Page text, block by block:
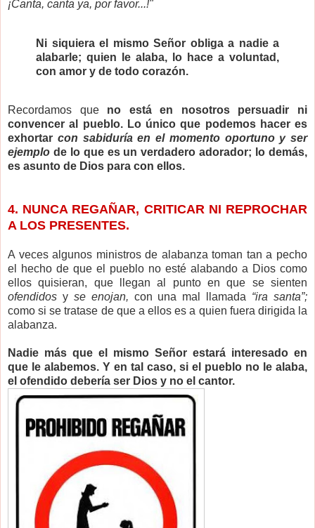
¡Canta, canta ya, por favor...!"
Ni siquiera el mismo Señor obliga a nadie a
alabarle; quien le alaba, lo hace a voluntad,
con amor y de todo corazón.
Recordamos que no está en nosotros persuadir ni
convencer al pueblo. Lo único que podemos hacer es
exhortar con sabiduría en el momento oportuno y ser
ejemplo de lo que es un verdadero adorador; lo demás,
es asunto de Dios para con ellos.
4. NUNCA REGAÑAR, CRITICAR NI REPROCHAR
A LOS PRESENTES.
A veces algunos ministros de alabanza toman tan a pecho
el hecho de que el pueblo no esté alabando a Dios como
ellos quisieran, que llegan al punto en que se sienten
ofendidos y se enojan, con una mal llamada “ira santa”;
como si se tratase de que a ellos es a quien fuera dirigida la
alabanza.
Nadie más que el mismo Señor estará interesado en
que le alabemos. Y en tal caso, si el pueblo no le alaba,
el ofendido debería ser Dios y no el cantor.